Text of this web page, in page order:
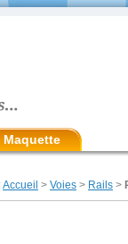
Maquette
Accueil > Voies > Rails >